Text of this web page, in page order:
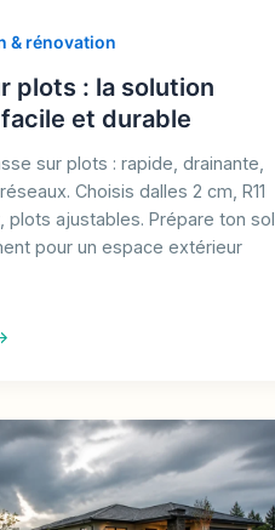
& rénovation
plots : la solution
et durable
sur plots : rapide, drainante,
Choisis dalles 2 cm, R11
plots ajustables. Prépare ton sol,
pour un espace extérieur